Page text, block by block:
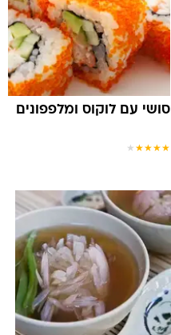
סושי עם לוקוס ומלפפונים
★
★
★
★
★